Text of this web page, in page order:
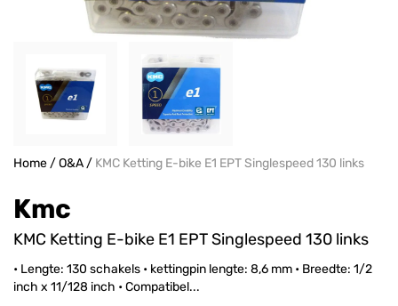
Home/O&A/ KMC Ketting E-bike E1 EPT Singlespeed 130 links
Kmc
KMC Ketting E-bike E1 EPT Singlespeed 130 links
• Lengte: 130 schakels • kettingpin lengte: 8,6 mm • Breedte: 1/2
inch x 11/128 inch • Compatibel...